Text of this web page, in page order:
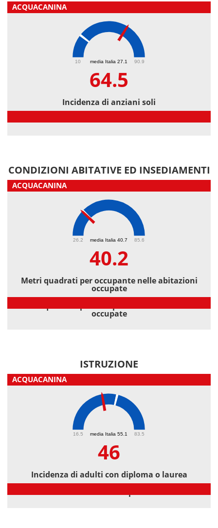
ACQUACANINA
media Italia 27.1
10 90.9
64.5
Incidenza di anziani soli
CONDIZIONI ABITATIVE ED INSEDIAMENTI
ACQUACANINA
media Italia 40.7
26.2 85.6
40.2
Metri quadrati per occupante nelle abitazioni
occupate
occupate
ISTRUZIONE
ACQUACANINA
media Italia 55.1
16.5 83.5
46
Incidenza di adulti con diploma o laurea